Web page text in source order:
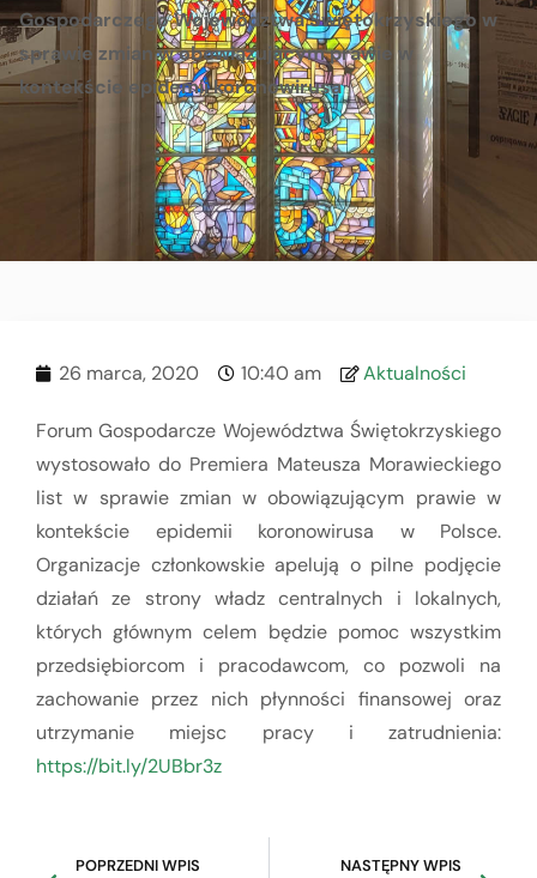
Gospodarczego Województwa Świętokrzyskiego w
sprawie zmian w obowiązującym prawie w
kontekście epidemii koronowirusa
26 marca, 2020 10:40 am Aktualności
Forum Gospodarcze Województwa Świętokrzyskiego
wystosowało do Premiera Mateusza Morawieckiego
list w sprawie zmian w obowiązującym prawie w
kontekście epidemii koronowirusa w Polsce.
Organizacje członkowskie apelują o pilne podjęcie
działań ze strony władz centralnych i lokalnych,
których głównym celem będzie pomoc wszystkim
przedsiębiorcom i pracodawcom, co pozwoli na
zachowanie przez nich płynności finansowej oraz
utrzymanie miejsc pracy i zatrudnienia:
https://bit.ly/2UBbr3z
POPRZEDNI WPIS NASTĘPNY WPIS